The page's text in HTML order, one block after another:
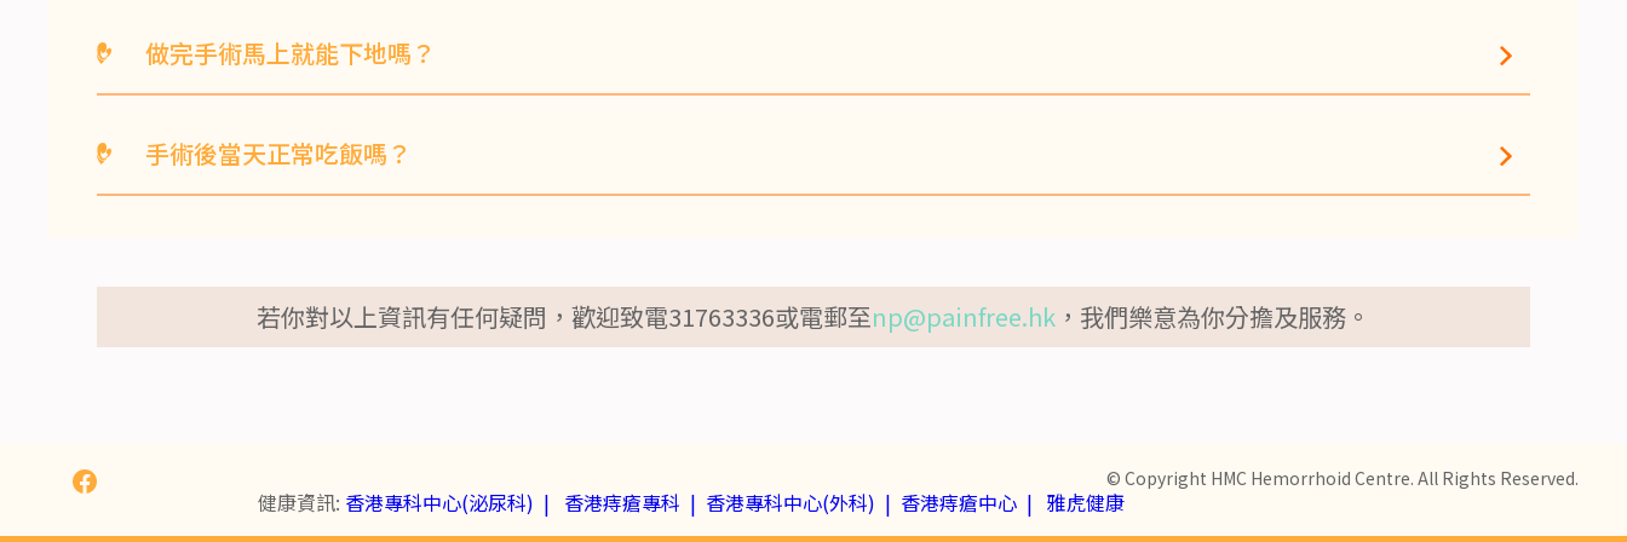
做完手術馬上就能下地嗎？
手術後當天正常吃飯嗎？
若你對以上資訊有任何疑問，歡迎致電31763336或電郵至np@painfree.hk ，我們樂意為你分擔及服務。
© Copyright HMC Hemorrhoid Centre. All Rights Reserved.
健康資訊: 香港專科中心(泌尿科) | 香港痔瘡專科 | 香港專科中心(外科) | 香港痔瘡中心 | 雅虎健康